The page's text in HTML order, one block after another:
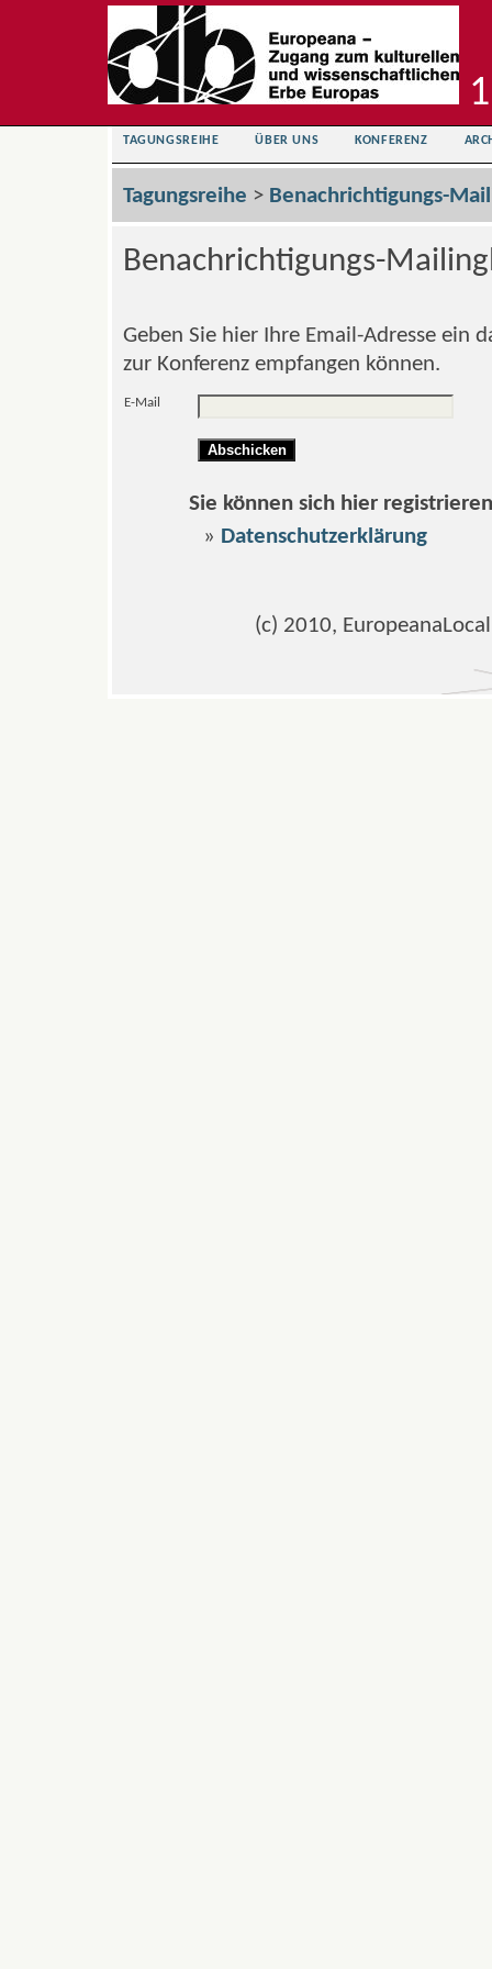
TAGUNGSREIHE ÜBER UNS KONFERENZ
Tagungsreihe > Benachrichtigungs-
Benachrichtigungs-
Geben Sie hier Ihre Email-Adresse ein
zur Konferenz empfangen können.
E-Mail
Sie können sich hier
» Datenschutzerklärung
(c) 2010,